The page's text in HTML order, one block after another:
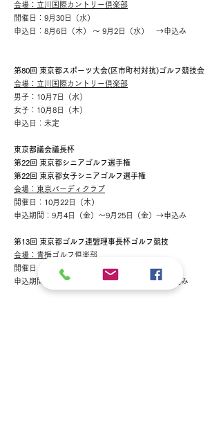
会場：立川国際カントリー倶楽部
開催日：9月30日（水）
申込日：8月6日（木） ～ 9月2日（水） →申込み
第80回 東京都スポーツ大会(区市町村対抗)ゴルフ競技会
会場：立川国際カントリー倶楽部
男子：10月7日（水）
女子：10月8日（木）
申込日：未定
東京都議会議長杯
第22回 東京都シニアゴルフ選手権
第22回 東京都女子シニアゴルフ選手権
会場：東京バーディクラブ
開催日：10月22日（木）
申込期間：9月4日（金）～9月25日（金）→申込み
第13回 東京都ゴルフ連盟理事長杯ゴルフ競技​
会場：青梅ゴルフ倶楽部
開催日：11月25日（水）
申込期間：10月6日（火）～ 30日（金） →申込み